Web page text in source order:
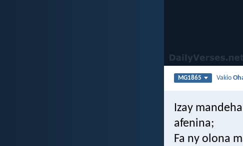
MG1865 Vakio
Izay
afenina;
Fa ny olona